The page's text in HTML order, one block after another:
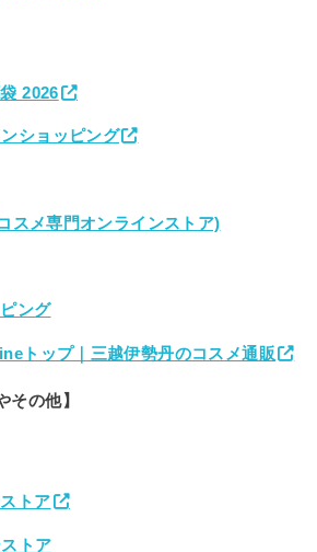
2026
ショッピング
スメ専門オンラインストア)
ング
トップ｜三越伊勢丹のコスメ通販
その他】
トア
トア